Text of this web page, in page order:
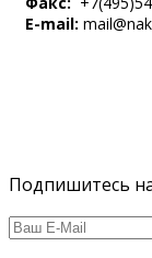
E-mail:
Подпишитесь